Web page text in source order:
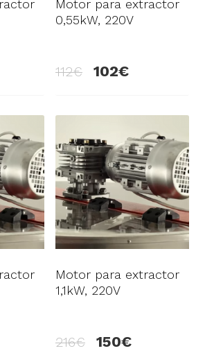
Motor para extractor
0,55kW, 220V
112 102
Motor para extractor
1,1kW, 220V
216 150